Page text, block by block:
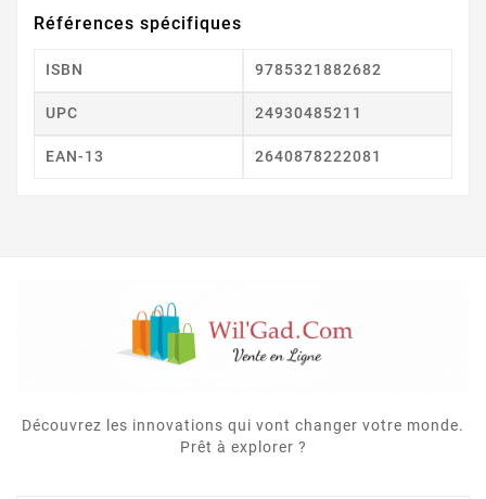
Références spécifiques
ISBN 9785321882682
UPC 24930485211
EAN-13 2640878222081
Découvrez les innovations qui vont changer votre monde.
Prêt à explorer ?